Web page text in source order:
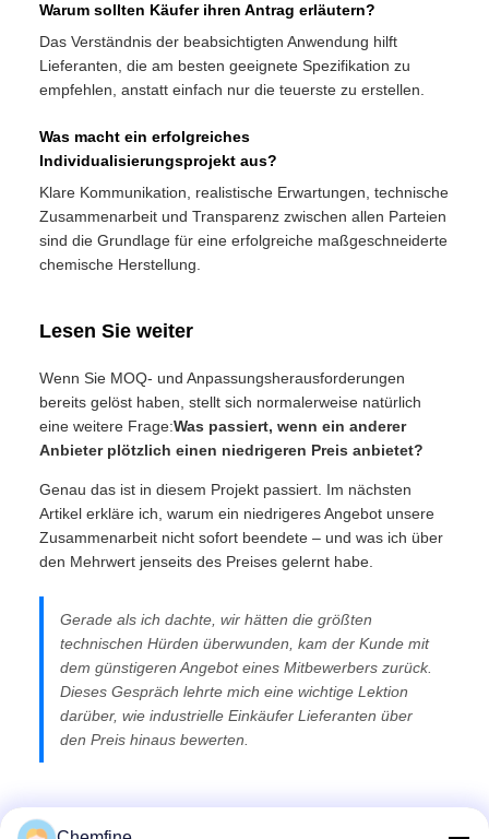
Warum sollten Käufer ihren Antrag erläutern?
Das Verständnis der beabsichtigten Anwendung hilft
Lieferanten, die am besten geeignete Spezifikation zu
empfehlen, anstatt einfach nur die teuerste zu erstellen.
Was macht ein erfolgreiches
Individualisierungsprojekt aus?
Klare Kommunikation, realistische Erwartungen, technische
Zusammenarbeit und Transparenz zwischen allen Parteien
sind die Grundlage für eine erfolgreiche maßgeschneiderte
chemische Herstellung.
Lesen Sie weiter
Wenn Sie MOQ- und Anpassungsherausforderungen
bereits gelöst haben, stellt sich normalerweise natürlich
eine weitere Frage:Was passiert, wenn ein anderer
Anbieter plötzlich einen niedrigeren Preis anbietet?
Genau das ist in diesem Projekt passiert. Im nächsten
Artikel erkläre ich, warum ein niedrigeres Angebot unsere
Zusammenarbeit nicht sofort beendete – und was ich über
den Mehrwert jenseits des Preises gelernt habe.
Gerade als ich dachte, wir hätten die größten
technischen Hürden überwunden, kam der Kunde mit
dem günstigeren Angebot eines Mitbewerbers zurück.
Dieses Gespräch lehrte mich eine wichtige Lektion
darüber, wie industrielle Einkäufer Lieferanten über
den Preis hinaus bewerten.